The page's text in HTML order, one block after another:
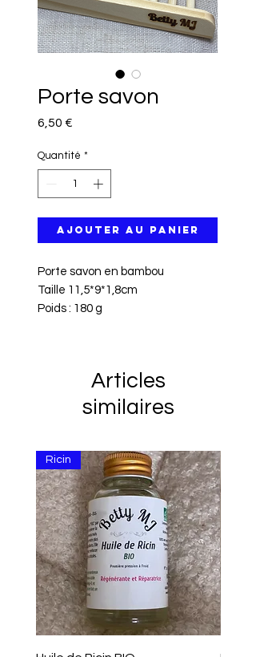
Porte savon
6,50 €
Quantité *
Ajouter au panier
Porte savon en bambou
Taille 11,5*9*1,8cm
Poids : 180 g
Articles
similaires
Ricin